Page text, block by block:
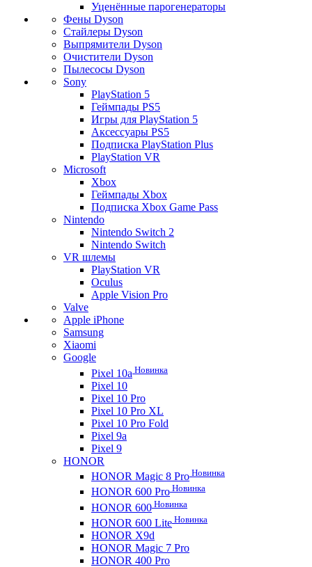
Уценённые парогенераторы
Фены Dyson
Стайлеры Dyson
Выпрямители Dyson
Очистители Dyson
Пылесосы Dyson
Sony
PlayStation 5
Геймпады PS5
Игры для PlayStation 5
Аксессуары PS5
Подписка PlayStation Plus
PlayStation VR
Microsoft
Xbox
Геймпады Xbox
Подписка Xbox Game Pass
Nintendo
Nintendo Switch 2
Nintendo Switch
VR шлемы
PlayStation VR
Oculus
Apple Vision Pro
Valve
Apple iPhone
Samsung
Xiaomi
Google
Pixel 10a Новинка
Pixel 10
Pixel 10 Pro
Pixel 10 Pro XL
Pixel 10 Pro Fold
Pixel 9a
Pixel 9
HONOR
HONOR Magic 8 Pro Новинка
HONOR 600 Pro Новинка
HONOR 600 Новинка
HONOR 600 Lite Новинка
HONOR X9d
HONOR Magic 7 Pro
HONOR 400 Pro